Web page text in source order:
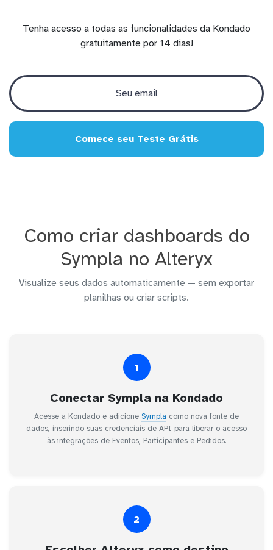
Tenha acesso a todas as funcionalidades da Kondado
gratuitamente por 14 dias!
Comece seu Teste Grátis
Como criar dashboards do
Sympla no Alteryx
Visualize seus dados automaticamente — sem exportar
planilhas ou criar scripts.
1
Conectar Sympla na Kondado
Acesse a Kondado e adicione Sympla como nova fonte de
dados, inserindo suas credenciais de API para liberar o acesso
às integrações de Eventos, Participantes e Pedidos.
2